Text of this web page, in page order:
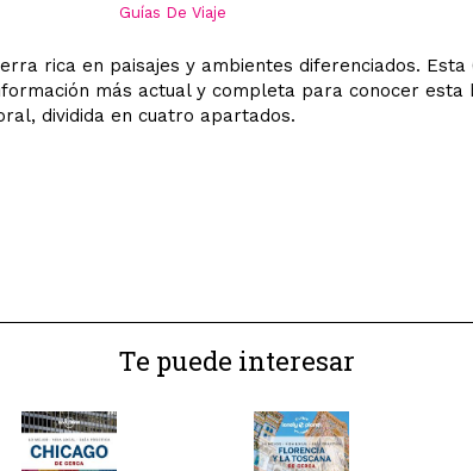
Guías De Viaje
rica en paisajes y ambientes diferenciados. Esta
más actual y completa para conocer esta
dividida en cuatro apartados.
Te puede interesar